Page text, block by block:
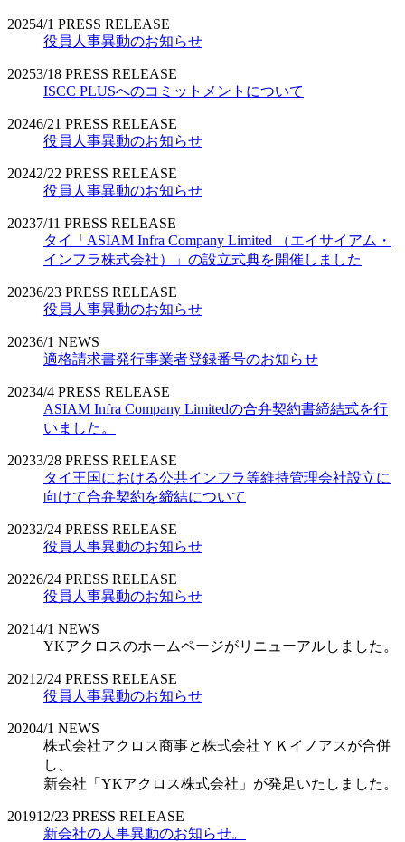
20254/1 PRESS RELEASE
役員人事異動のお知らせ
20253/18 PRESS RELEASE
ISCC PLUSへのコミットメントについて
20246/21 PRESS RELEASE
役員人事異動のお知らせ
20242/22 PRESS RELEASE
役員人事異動のお知らせ
20237/11 PRESS RELEASE
タイ「ASIAM Infra Company Limited （エイサイアム・
インフラ株式会社）」の設立式典を開催しました
20236/23 PRESS RELEASE
役員人事異動のお知らせ
20236/1 NEWS
適格請求書発行事業者登録番号のお知らせ
20234/4 PRESS RELEASE
ASIAM Infra Company Limitedの合弁契約書締結式を行
いました。
20233/28 PRESS RELEASE
タイ王国における公共インフラ等維持管理会社設立に
向けて合弁契約を締結について
20232/24 PRESS RELEASE
役員人事異動のお知らせ
20226/24 PRESS RELEASE
役員人事異動のお知らせ
20214/1 NEWS
YKアクロスのホームページがリニューアルしました。
2021 2/24 PRESS RELEASE
役員人事異動のお知らせ
20204/1 NEWS
株式会社アクロス商事と株式会社ＹＫイノアスが合併
し、
新会社「YKアクロス株式会社」が発足いたしました。
201912/23 PRESS RELEASE
新会社の人事異動のお知らせ。